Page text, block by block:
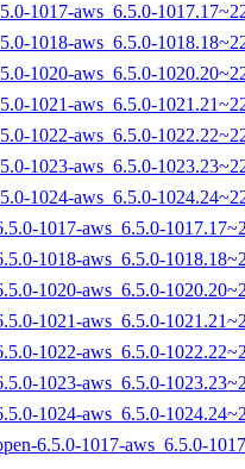
1017-aws_6.5.0-
1018-aws_6.5.0-
1020-aws_6.5.0-
1021-aws_6.5.0-
1022-aws_6.5.0-
1023-aws_6.5.0-
1024-aws_6.5.0-
1017-aws_6.5.0-
1018-aws_6.5.0-
1020-aws_6.5.0-
1021-aws_6.5.0-
1022-aws_6.5.0-
1023-aws_6.5.0-
1024-aws_6.5.0-
6.5.0-1017-aws_6.5.0-